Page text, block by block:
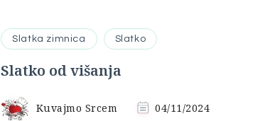
Slatka zimnica Slatko
Slatko od višanja
Kuvajmo Srcem 04/11/2024